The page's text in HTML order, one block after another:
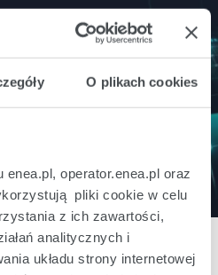
O plikach cookies
enea.pl, operator.enea.pl oraz
pliki cookie w celu
z ich zawartości,
analitycznych i
układu strony internetowej
bieżąco!
o wszystkich
dla inwestorów.